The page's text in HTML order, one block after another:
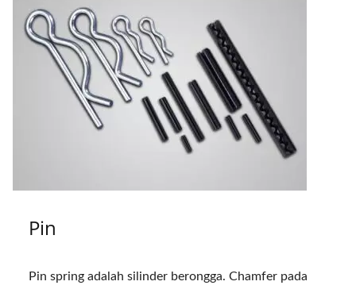
Pin
Pin spring adalah silinder berongga. Chamfer pada